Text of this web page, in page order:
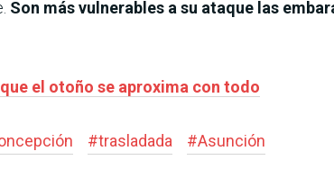
Son más vulnerables a su ataque las
el otoño se aproxima con todo
#trasladada #Asunción